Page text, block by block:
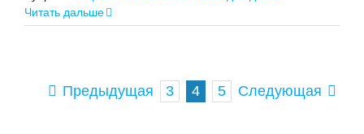
Читать дальше
Предыдущая 3 4 5 Следующая